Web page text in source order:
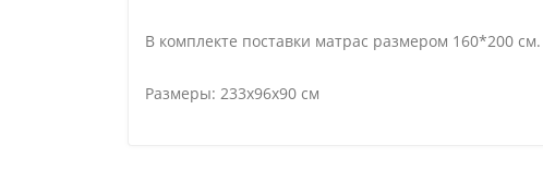
В комплекте поставки матрас размером 160*200 см.
Размеры: 233x96x90 см